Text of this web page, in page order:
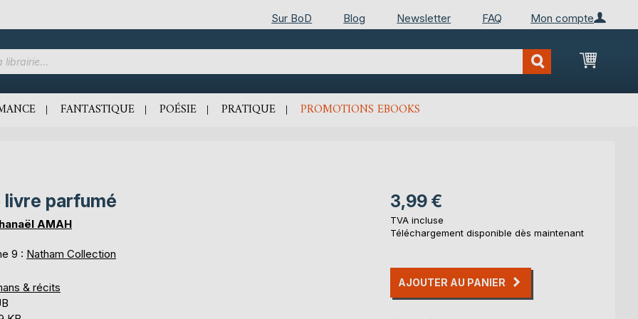
Mon compte
Sur BoD Blog Newsletter FAQ
Mon
FANTASTIQUE POÉSIE PRATIQUE PROMOTIONS EBOOKS
livre parfumé
AMAH
9 : Natham Collection
& récits
3,99 €
TVA incluse
Téléchargement disponible dès maintenant
AJOUTER AU PANIER